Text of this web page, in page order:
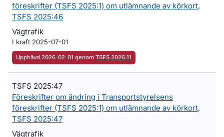
föreskrifter (TSFS 2025:1) om utlämnande av körkort,
TSFS 2025:46
Vägtrafik
I kraft 2025-07-01
Upphävd 2026-02-01 genom TSFS 2026:11
TSFS 2025:47
Föreskrifter om ändring i Transportstyrelsens
föreskrifter (TSFS 2025:1) om utlämnande av körkort,
TSFS 2025:47
Vägtrafik